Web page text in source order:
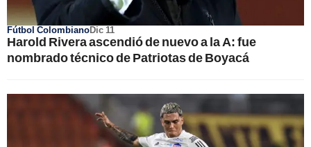
Fútbol ColombianoDic 11
Harold Rivera ascendió de nuevo a la A: fue
nombrado técnico de Patriotas de Boyacá